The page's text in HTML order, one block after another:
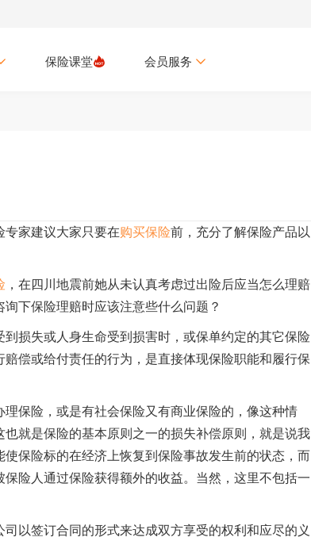
保险课堂 会员服务
专家建议大家只要在购买保险前，充分了解保险产品以
，在四川地震前她从未认真考虑过出险后应当怎么理赔
下保险理赔时应该注意些什么问题？
损失或人身生命受到损害时，或保单约定的其它保险
偿或给付责任的行为，是直接体现保险职能和履行保
保险，或是有社会保险又有商业保险的，像这种情
就是保险的基本原则之一的损失补偿原则，就是说我
保险标的在经济上恢复到保险事故发生前的状态，而
险人通过保险获得额外的收益。当然，这里不包括一
以签订合同的形式来达成双方享受的权利和应尽的义